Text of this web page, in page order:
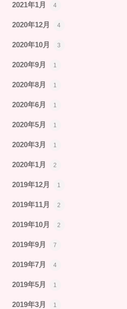
2021年1月 4
2020年12月 4
2020年10月 3
2020年9月 1
2020年8月 1
2020年6月 1
2020年5月 1
2020年3月 1
2020年1月 2
2019年12月 1
2019年11月 2
2019年10月 2
2019年9月 7
2019年7月 4
2019年5月 1
2019年3月 1